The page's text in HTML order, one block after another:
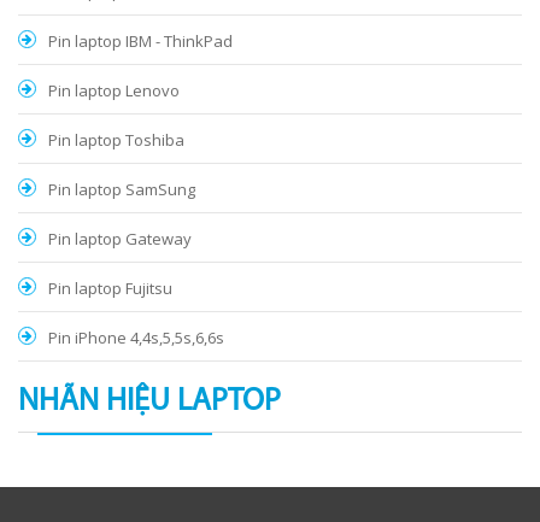
Pin laptop IBM - ThinkPad
Pin laptop Lenovo
Pin laptop Toshiba
Pin laptop SamSung
Pin laptop Gateway
Pin laptop Fujitsu
Pin iPhone 4,4s,5,5s,6,6s
NHÃN HIỆU LAPTOP